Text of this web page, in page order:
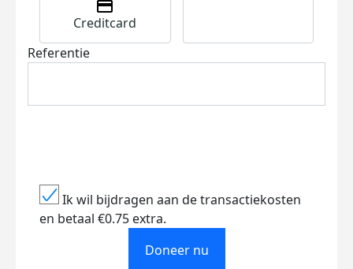
Creditcard
Referentie
Ik wil bijdragen aan de transactiekosten
en betaal €0.75 extra.
Doneer nu